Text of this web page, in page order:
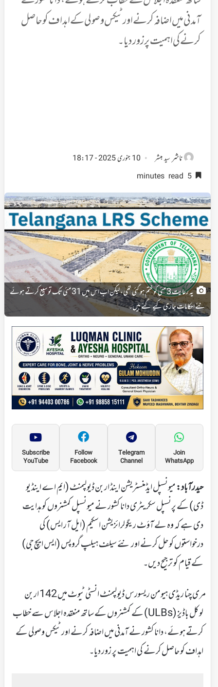
آمدنی میں اضافہ کرنے اور ٹیکس وصولی کے اہداف کو حاصل
کرنے کی اہمیت پر زور دیا۔
ناشرسید مبشر
10 جنوری 2025 - 18:17
5 minutes read
یہ رعایت 3 مئی کو ختم ہو گئی تھی، لیکن اب اس میں 31 مئی تک توسیع کرتے ہوئے
نئے احکامات جاری کیے گئے ہیں۔
Join
WhatsApp
Telegram
Channel
Follow
Facebook
Subscribe
YouTube
حیدرآباد:میونسپل ایڈمنسٹریشن اینڈ اربن ڈیولپمنٹ (ایم اے اینڈ یو
ڈی) کے پرنسپل سکریٹری دانا کشور نے میونسپل کمشنروں کو ہدایت
دی ہے کہ وہ لے آؤٹ ریگولرائزیشن اسکیم (ایل آر ایس) کی
درخواستوں کو حل کرنے اور نئے سیلف ہیلپ گروپس (ایس ایچ جی)
کے قیام کو ترجیح دیں۔
مری چنا ریڈی ہیومن ریسورس ڈیولپمنٹ انسٹی ٹیوٹ میں 142 اربن
لوکل باڈیز (ULBs) کے کمشنروں کے ساتھ منعقدہ اجلاس سے خطاب
کرتے ہوئے، دانا کشور نے آمدنی میں اضافہ کرنے اور ٹیکس وصولی کے
اہداف کو حاصل کرنے کی اہمیت پر زور دیا۔